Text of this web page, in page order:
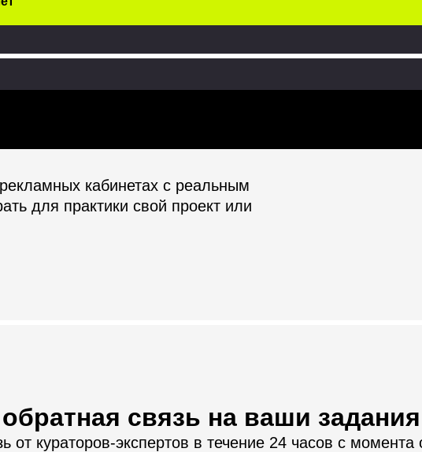
Освоите нейросети для быстрого решения
кабинетах с реальным
для практики свой проект или
связь на ваши задания
от кураторов-экспертов в течение 24 часов с момента